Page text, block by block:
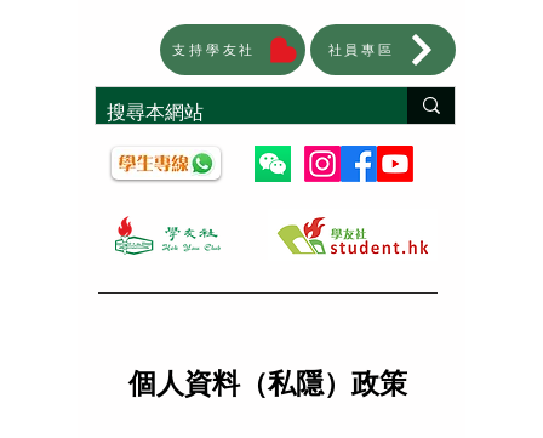
支持學友社 社員專區
個人資料（私隱）政策